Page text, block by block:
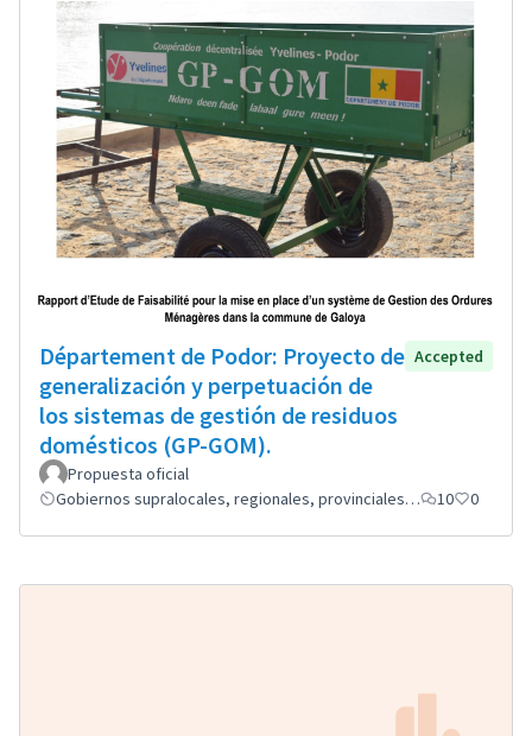
Département de Podor: Proyecto de
generalización y perpetuación de
los sistemas de gestión de residuos
domésticos (GP-GOM).
Accepted
Propuesta oficial
Gobiernos supralocales, regionales, provinciales…
10 0